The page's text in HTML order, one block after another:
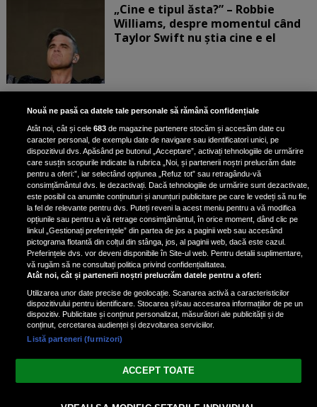
„Cine e tipul ăsta?” – Robbie
Williams, despre momentul când
Taylor Swift nu știa cine e el
Bruce Dickinson, solistul trupei
Iron Maiden, şi-a arătat talentul
de scrimer la un concurs în Franţa
Nicki Minaj, acuzată de agresiune
de fostul manager: Detalii șocante
din proces
Nicki Minaj le-a lăudat pe...
Vezi varianta Desktop
Nouă ne pasă ca datele tale personale să rămână confidențiale
Atât noi, cât și cele683 de magazine partenere stocăm și accesăm date cu
caracter personal, de exemplu date de navigare sau identificatori unici, pe
dispozitivul dvs. Apăsând pe butonul „Acceptare”, activați tehnologiile de urmărire
care susțin scopurile indicate la rubrica „Noi, și partenerii noștri prelucrăm date
pentru a oferi:”, iar selectând opțiunea „Refuz tot” sau retragându-vă
consimțământul dvs. le dezactivați. Dacă tehnologiile de urmărire sunt dezactivate,
este posibil ca anumite conținuturi și anunțuri publicitare pe care le vedeți să nu fie
la fel de relevante pentru dvs. Puteți reveni la acest meniu pentru a vă modifica
opțiunile sau pentru a vă retrage consimțământul, în orice moment, dând clic pe
linkul „Gestionați preferințele” din partea de jos a paginii web sau accesând
pictograma flotantă din colțul din stânga, jos, al paginii web, dacă este cazul.
Preferințele dvs. vor deveni disponibile în Site-ul web. Pentru detalii suplimentare,
vă rugăm să ne consultați politica privind confidențialitatea.
Atât noi, cât și partenerii noștri prelucrăm datele pentru a oferi:
Utilizarea unor date precise de geolocație. Scanarea activă a caracteristicilor
dispozitivului pentru identificare. Stocarea și/sau accesarea informațiilor de pe un
dispozitiv. Publicitate și conținut personalizat, măsurători ale publicității și de
conținut, cercetarea audienței și dezvoltarea serviciilor.
Listă parteneri (furnizori)
ACCEPT TOATE